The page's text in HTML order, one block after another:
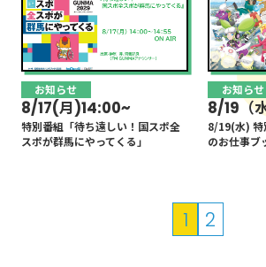
お知らせ
8/17(月)14:00~
特別番組「待ち遠しい！国スポ全
スポが群馬にやってくる」
お知らせ
8/19（
8/19(水) 特
のお仕事ブ
1 2